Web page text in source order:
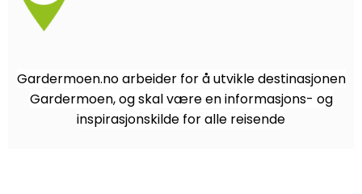
Gardermoen.no arbeider for å utvikle destinasjonen
Gardermoen, og skal være en informasjons- og
inspirasjonskilde for alle reisende